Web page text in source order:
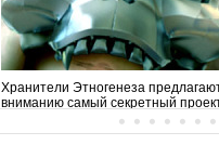
Хранители Этногенеза
вниманию самый секретный